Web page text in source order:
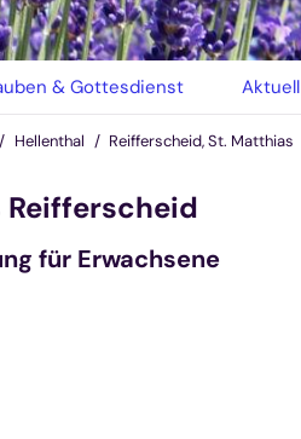
& Gottesdienst Aktuell
Hellenthal Reifferscheid, St. Matthias
für Erwachsene